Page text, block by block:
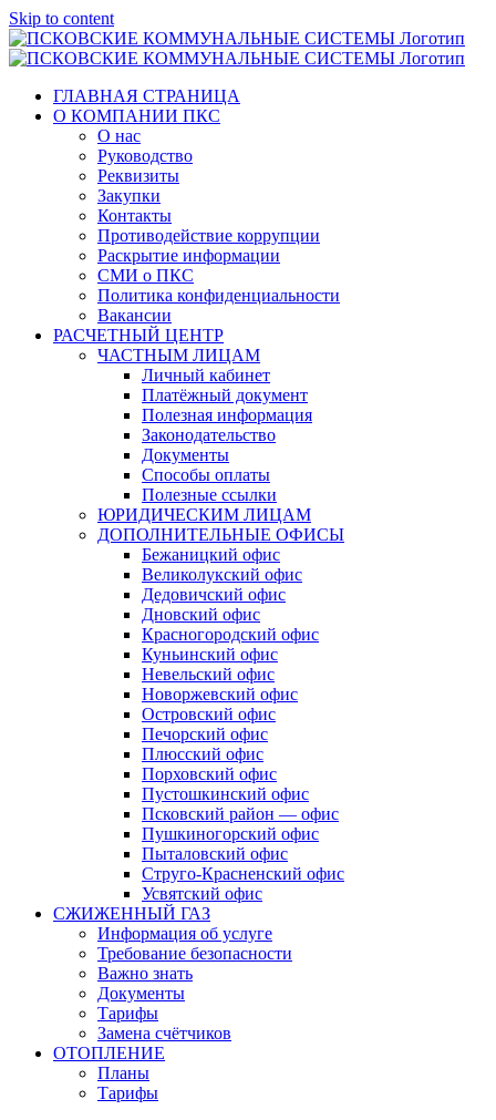
Skip to content
ГЛАВНАЯ СТРАНИЦА
О КОМПАНИИ ПКС
О нас
Руководство
Реквизиты
Закупки
Контакты
Противодействие коррупции
Раскрытие информации
СМИ о ПКС
Политика конфиденциальности
Вакансии
РАСЧЕТНЫЙ ЦЕНТР
ЧАСТНЫМ ЛИЦАМ
Личный кабинет
Платёжный документ
Полезная информация
Законодательство
Документы
Способы оплаты
Полезные ссылки
ЮРИДИЧЕСКИМ ЛИЦАМ
ДОПОЛНИТЕЛЬНЫЕ ОФИСЫ
Бежаницкий офис
Великолукский офис
Дедовичский офис
Дновский офис
Красногородский офис
Куньинский офис
Невельский офис
Новоржевский офис
Островский офис
Печорский офис
Плюсский офис
Порховский офис
Пустошкинский офис
Псковский район — офис
Пушкиногорский офис
Пыталовский офис
Струго-Красненский офис
Усвятский офис
СЖИЖЕННЫЙ ГАЗ
Информация об услуге
Требование безопасности
Важно знать
Документы
Тарифы
Замена счётчиков
ОТОПЛЕНИЕ
Планы
Тарифы